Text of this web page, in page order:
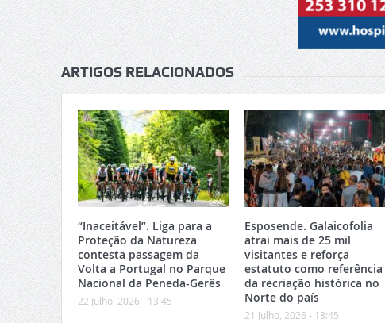
ARTIGOS RELACIONADOS
“Inaceitável”. Liga para a
Proteção da Natureza
contesta passagem da
Volta a Portugal no Parque
Nacional da Peneda-Gerês
22 Julho, 2026 - 13:45
Esposende. Galaicofolia
atrai mais de 25 mil
visitantes e reforça
estatuto como referência
da recriação histórica no
Norte do país
21 Julho, 2026 - 18:45